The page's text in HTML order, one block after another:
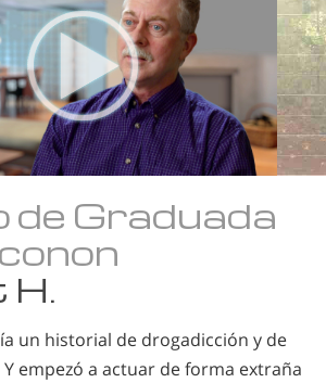
de Graduada
H.
un historial de drogadicción y de
empezó a actuar de forma extraña